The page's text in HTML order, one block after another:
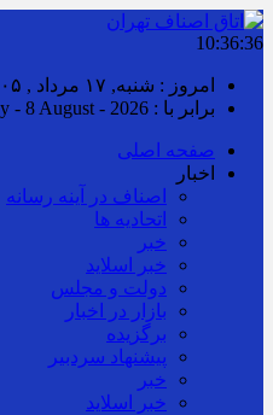
10:36:37
امروز : شنبه, ۱۷ مرداد , ۱۴۰۵
برابر با : Saturday - 8 August - 2026
صفحه اصلی
اخبار
اصناف در آینه رسانه
اتحادیه ها
خبر
خبر اسلايد
دولت و مجلس
بازار در اخبار
برگزیده
پیشنهاد سردبیر
خبر
خبر اسلايد